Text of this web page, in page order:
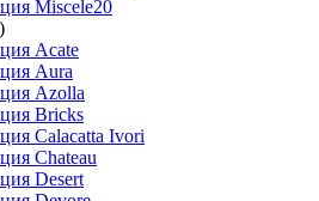
Miscele20
Acate
Aura
Azolla
Bricks
Calacatta Ivori
Chateau
Desert